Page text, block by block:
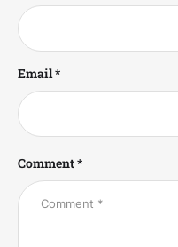
Comment *
Email *